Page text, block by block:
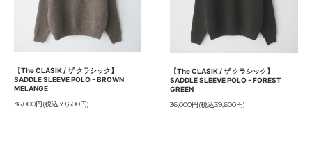
【The CLASIK / ザ クラシック】
SADDLE SLEEVE POLO - BROWN
MELANGE
36,000円(税込39,600円)
【The CLASIK / ザ クラシック】
SADDLE SLEEVE POLO - FOREST
GREEN
36,000円(税込39,600円)